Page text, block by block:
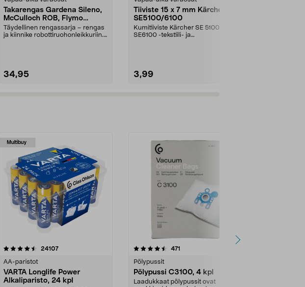
Takarengas Gardena Sileno,
McCulloch ROB, Flymo
Easilife
Täydellinen rengassarja – rengas
ja kiinnike robottiruohonleikkuriin.
34,95
Tiiviste 15 x 7 mm Kärcher
SE5100/6100
Kumitiiviste Kärcher SE 5100- ja
SE6100 -tekstiili- ja
3,99
Multibuy
24107arvostelut
AA-paristot
VARTA Longlife Power
Alkaliparisto, 24 kpl
4.5viidestä
471
Pölypussit
Pölypussi C3100, 4 kpl
Laadukkaat pölypussit ovat
4.5viidestä